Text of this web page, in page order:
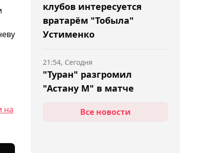
на
клубов интересуется
вратарём "Тобыла"
Устименко
"Туран" разгромил
"Астану М" в матче
21:54, Сегодня
Все новости